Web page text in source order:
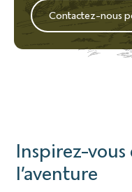
Contactez-nous
Inspirez-
l’aventure